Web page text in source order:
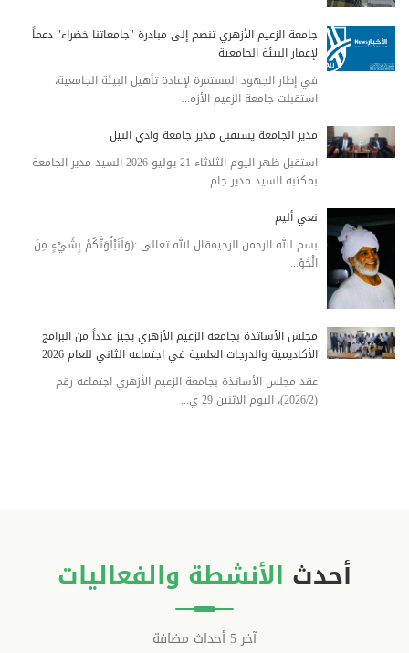
جامعة الزعيم الأزهري تنضم إلى مبادرة "جامعاتنا خضراء" دعماً
لإعمار البيئة الجامعية
في إطار الجهود المستمرة لإعادة تأهيل البيئة الجامعية،
استقبلت جامعة الزعيم الأزه...
مدير الجامعة يستقبل مدير جامعة وادي النيل
استقبل ظهر اليوم الثلاثاء 21 يوليو 2026 السيد مدير الجامعة
بمكتبه السيد مدير جام...
نعي أليم
بسم الله الرحمن الرحيمقال الله تعالى :(وَلَنَبْلُوَنَّكُمْ بِشَيْءٍ مِنَ
الْخَوْ...
مجلس الأساتذة بجامعة الزعيم الأزهري يجيز عدداً من البرامج
الأكاديمية والدرجات العلمية في اجتماعه الثاني للعام 2026
عقد مجلس الأساتذة بجامعة الزعيم الأزهري اجتماعه رقم
(2026/2)، اليوم الاثنين 29 ي...
أحدث الأنشطة والفعاليات
آخر 5 أحداث مضافة